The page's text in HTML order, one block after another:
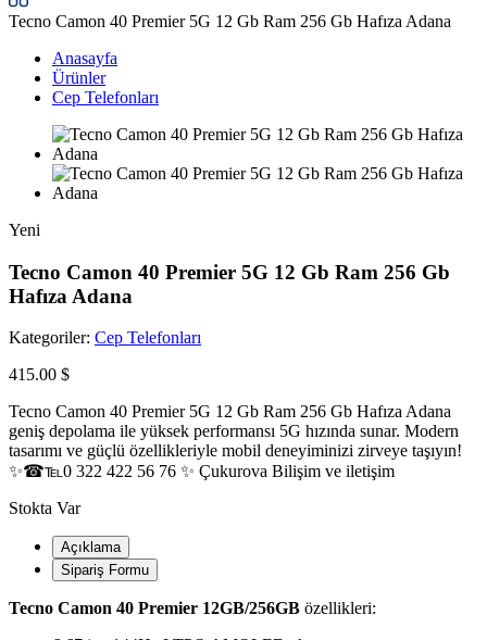
Tecno Camon 40 Premier 5G 12 Gb Ram 256 Gb Hafıza Adana
Anasayfa
Ürünler
Cep Telefonları
Yeni
Tecno Camon 40 Premier 5G 12 Gb Ram 256 Gb
Hafıza Adana
Kategoriler: Cep Telefonları
415.00 $
Tecno Camon 40 Premier 5G 12 Gb Ram 256 Gb Hafıza Adana
geniş depolama ile yüksek performansı 5G hızında sunar. Modern
tasarımı ve güçlü özellikleriyle mobil deneyiminizi zirveye taşıyın!
✨☎℡0 322 422 56 76 ✨ Çukurova Bilişim ve iletişim
Stokta Var
Açıklama
Sipariş Formu
Tecno Camon 40 Premier 12GB/256GB özellikleri: